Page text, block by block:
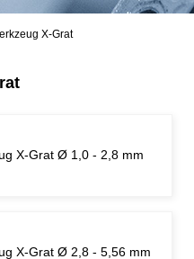
X-Grat
X-Grat Ø 1,0 - 2,8 mm
X-Grat Ø 2,8 - 5,56 mm